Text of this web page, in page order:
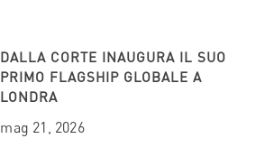
DALLA CORTE INAUGURA IL SUO
PRIMO FLAGSHIP GLOBALE A
LONDRA
mag 21, 2026